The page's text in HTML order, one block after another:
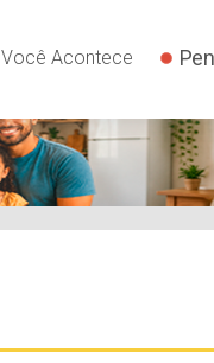
Você Acontece